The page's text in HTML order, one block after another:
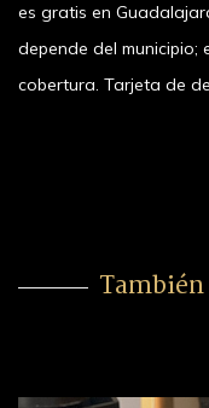
es gratis en
depende del municipio;
cobertura. Tarjeta de